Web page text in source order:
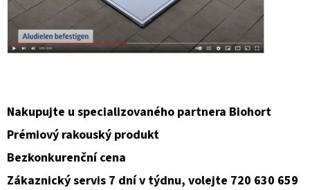
Nakupujte u specializovaného partnera Biohort
Prémiový rakouský produkt
Bezkonkurenční cena
Zákaznický servis 7 dní v týdnu, volejte 720 630 659